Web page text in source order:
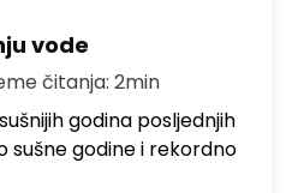
vode
čitanja: 2min
godina posljednjih
sušne godine i rekordno